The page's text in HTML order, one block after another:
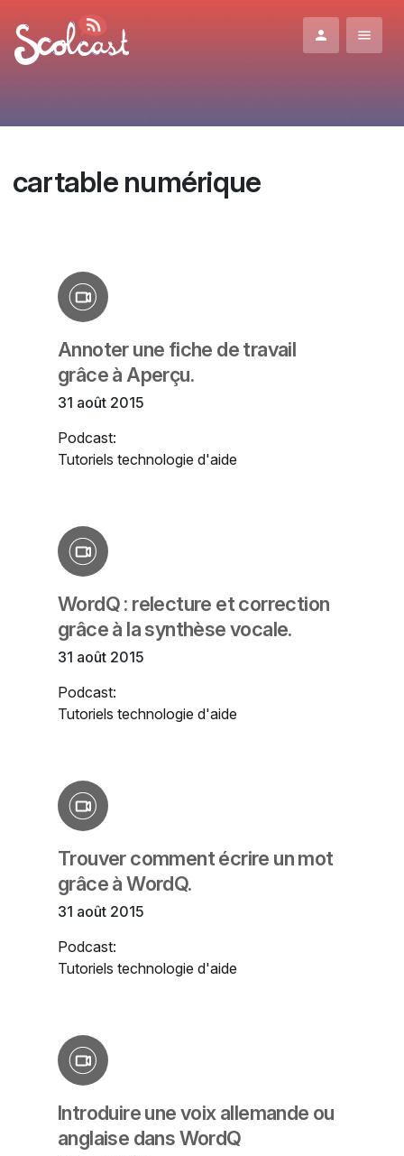
cartable numérique
Annoter une fiche de travail
grâce à Aperçu.
31 août 2015
Podcast:
Tutoriels technologie d'aide
WordQ : relecture et correction
grâce à la synthèse vocale.
31 août 2015
Podcast:
Tutoriels technologie d'aide
Trouver comment écrire un mot
grâce à WordQ.
31 août 2015
Podcast:
Tutoriels technologie d'aide
Introduire une voix allemande ou
anglaise dans WordQ